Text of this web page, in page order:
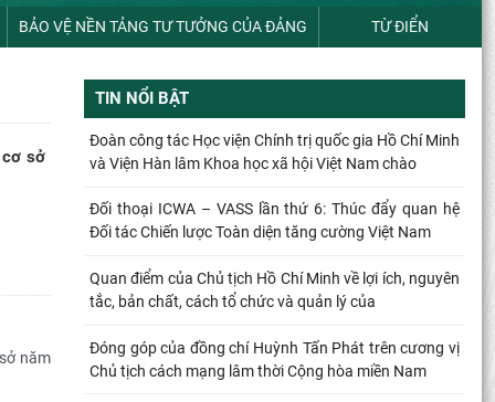
BẢO VỆ NỀN TẢNG TƯ TƯỞNG CỦA ĐẢNG TỪ ĐIỂN
cơ sở
năm
TIN NỔI BẬT
Đoàn công tác Học viện Chính trị quốc gia Hồ Chí Minh
và Viện Hàn lâm Khoa học xã hội Việt Nam chào
Đối thoại ICWA – VASS lần thứ 6: Thúc đẩy quan hệ
Đối tác Chiến lược Toàn diện tăng cường Việt Nam
Quan điểm của Chủ tịch Hồ Chí Minh về lợi ích, nguyên
tắc, bản chất, cách tổ chức và quản lý của
Đóng góp của đồng chí Huỳnh Tấn Phát trên cương vị
Chủ tịch cách mạng lâm thời Cộng hòa miền Nam